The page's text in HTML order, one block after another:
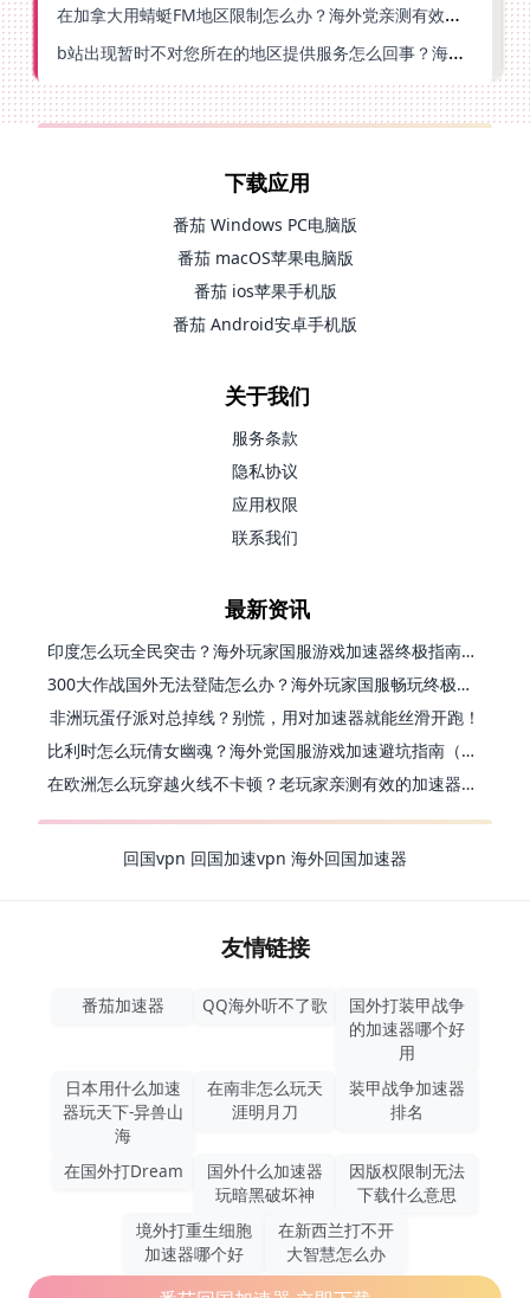
在加拿大用蜻蜓FM地区限制怎么办？海外党亲测有效的回国加速方案
b站出现暂时不对您所在的地区提供服务怎么回事？海外党亲测有效的回国加速方案
下载应用
番茄 Windows PC电脑版
番茄 macOS苹果电脑版
番茄 ios苹果手机版
番茄 Android安卓手机版
关于我们
服务条款
隐私协议
应用权限
联系我们
最新资讯
印度怎么玩全民突击？海外玩家国服游戏加速器终极指南（附原神延迟优化+精灵之境加速器选择）
300大作战国外无法登陆怎么办？海外玩家国服畅玩终极指南（附实测推荐）
非洲玩蛋仔派对总掉线？别慌，用对加速器就能丝滑开跑！
比利时怎么玩倩女幽魂？海外党国服游戏加速避坑指南（附实测推荐）
在欧洲怎么玩穿越火线不卡顿？老玩家亲测有效的加速器选择指南
回国vpn 回国加速vpn 海外回国加速器
友情链接
番茄加速器 QQ海外听不了歌
国外打装甲战争
的加速器哪个好
用
日本用什么加速
器玩天下-异兽山
海
在南非怎么玩天
涯明月刀
装甲战争加速器
排名
在国外打Dream
国外什么加速器
玩暗黑破坏神
因版权限制无法
下载什么意思
境外打重生细胞
加速器哪个好
在新西兰打不开
大智慧怎么办